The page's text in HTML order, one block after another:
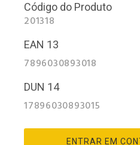
Código do Produto
201318
EAN 13
7896030893018
DUN 14
17896030893015
ENTRAR EM